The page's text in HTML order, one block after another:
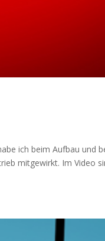
ich beim Aufbau und
mitgewirkt. Im Video